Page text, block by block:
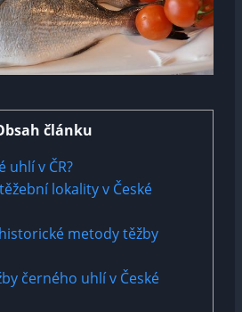
článku
uhlí v ČR?
lokality v České
metody těžby
černého uhlí v České